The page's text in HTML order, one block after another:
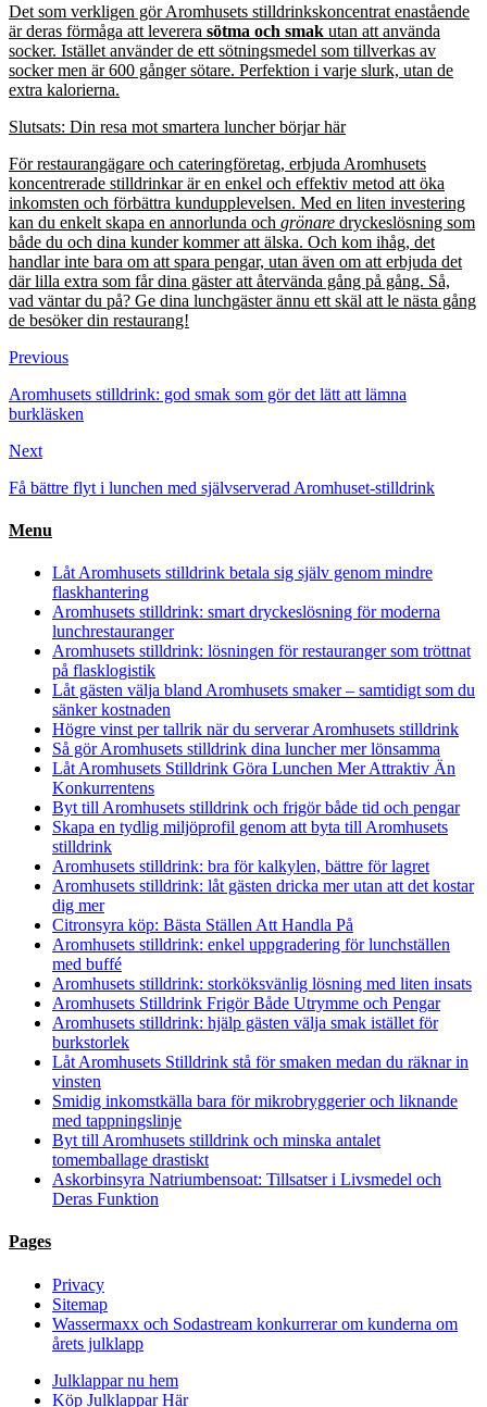
Det som verkligen gör Aromhusets stilldrinkskoncentrat enastående
är deras förmåga att leverera sötma och smak utan att använda
socker. Istället använder de ett sötningsmedel som tillverkas av
socker men är 600 gånger sötare. Perfektion i varje slurk, utan de
extra kalorierna.
Slutsats: Din resa mot smartera luncher börjar här
För restaurangägare och cateringföretag, erbjuda Aromhusets
koncentrerade stilldrinkar är en enkel och effektiv metod att öka
inkomsten och förbättra kundupplevelsen. Med en liten investering
kan du enkelt skapa en annorlunda och grönare dryckeslösning som
både du och dina kunder kommer att älska. Och kom ihåg, det
handlar inte bara om att spara pengar, utan även om att erbjuda det
där lilla extra som får dina gäster att återvända gång på gång. Så,
vad väntar du på? Ge dina lunchgäster ännu ett skäl att le nästa gång
de besöker din restaurang!
Previous
Aromhusets stilldrink: god smak som gör det lätt att lämna
burkläsken
Next
Få bättre flyt i lunchen med självserverad Aromhuset-stilldrink
Menu
Låt Aromhusets stilldrink betala sig själv genom mindre
flaskhantering
Aromhusets stilldrink: smart dryckeslösning för moderna
lunchrestauranger
Aromhusets stilldrink: lösningen för restauranger som tröttnat
på flasklogistik
Låt gästen välja bland Aromhusets smaker – samtidigt som du
sänker kostnaden
Högre vinst per tallrik när du serverar Aromhusets stilldrink
Så gör Aromhusets stilldrink dina luncher mer lönsamma
Låt Aromhusets Stilldrink Göra Lunchen Mer Attraktiv Än
Konkurrentens
Byt till Aromhusets stilldrink och frigör både tid och pengar
Skapa en tydlig miljöprofil genom att byta till Aromhusets
stilldrink
Aromhusets stilldrink: bra för kalkylen, bättre för lagret
Aromhusets stilldrink: låt gästen dricka mer utan att det kostar
dig mer
Citronsyra köp: Bästa Ställen Att Handla På
Aromhusets stilldrink: enkel uppgradering för lunchställen
med buffé
Aromhusets stilldrink: storköksvänlig lösning med liten insats
Aromhusets Stilldrink Frigör Både Utrymme och Pengar
Aromhusets stilldrink: hjälp gästen välja smak istället för
burkstorlek
Låt Aromhusets Stilldrink stå för smaken medan du räknar in
vinsten
Smidig inkomstkälla bara för mikrobryggerier och liknande
med tappningslinje
Byt till Aromhusets stilldrink och minska antalet
tomemballage drastiskt
Askorbinsyra Natriumbensoat: Tillsatser i Livsmedel och
Deras Funktion
Pages
Privacy
Sitemap
Wassermaxx och Sodastream konkurrerar om kunderna om
årets julklapp
Julklappar nu hem
Köp Julklappar Här